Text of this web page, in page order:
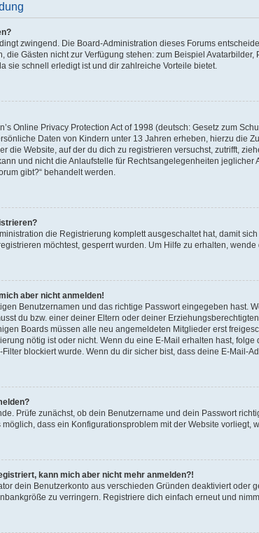
zwingend. Die Board-Administration dieses Forums
die Gästen nicht zur Verfügung stehen: zum Beispiel
sie schnell erledigt ist und dir zahlreiche Vorteile bietet.
Online Privacy Protection Act of 1998 (deutsch: Gesetz zum
Daten von Kindern unter 13 Jahren erheben, hierzu die
die Website, auf der du dich zu registrieren versuchst, zutrifft,
und nicht die Anlaufstelle für Rechtsangelegenheiten
gibt?“ behandelt werden.
die Registrierung komplett ausgeschaltet hat, damit
möchtest, gesperrt wurden. Um Hilfe zu erhalten,
aber nicht anmelden!
Benutzernamen und das richtige Passwort eingegeben hast.
du bzw. einer deiner Eltern oder deiner
Boards müssen alle neu angemeldeten Mitglieder erst
nötig ist oder nicht. Wenn du eine E-Mail erhalten hast,
blockiert wurde. Wenn du dir sicher bist, dass deine E-Mail-
Prüfe zunächst, ob dein Benutzername und dein Passwort
dass ein Konfigurationsproblem mit der Website vorliegt,
kann mich aber nicht mehr anmelden?!
dein Benutzerkonto aus verschieden Gründen deaktiviert
zu verringern. Registriere dich einfach erneut und